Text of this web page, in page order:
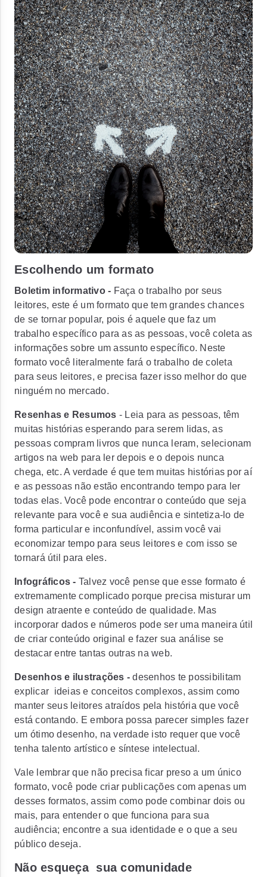
Escolhendo um formato
Boletim informativo - Faça o trabalho por seus
leitores, este é um formato que tem grandes chances
de se tornar popular, pois é aquele que faz um
trabalho específico para as as pessoas, você coleta as
informações sobre um assunto específico. Neste
formato você literalmente fará o trabalho de coleta
para seus leitores, e precisa fazer isso melhor do que
ninguém no mercado.
Resenhas e Resumos - Leia para as pessoas, têm
muitas histórias esperando para serem lidas, as
pessoas compram livros que nunca leram, selecionam
artigos na web para ler depois e o depois nunca
chega, etc. A verdade é que tem muitas histórias por aí
e as pessoas não estão encontrando tempo para ler
todas elas. Você pode encontrar o conteúdo que seja
relevante para você e sua audiência e sintetiza-lo de
forma particular e inconfundível, assim você vai
economizar tempo para seus leitores e com isso se
tornará útil para eles.
Infográficos - Talvez você pense que esse formato é
extremamente complicado porque precisa misturar um
design atraente e conteúdo de qualidade. Mas
incorporar dados e números pode ser uma maneira útil
de criar conteúdo original e fazer sua análise se
destacar entre tantas outras na web.
Desenhos e ilustrações - desenhos te possibilitam
explicar ideias e conceitos complexos, assim como
manter seus leitores atraídos pela história que você
está contando. E embora possa parecer simples fazer
um ótimo desenho, na verdade isto requer que você
tenha talento artístico e síntese intelectual.
Vale lembrar que não precisa ficar preso a um único
formato, você pode criar publicações com apenas um
desses formatos, assim como pode combinar dois ou
mais, para entender o que funciona para sua
audiência; encontre a sua identidade e o que a seu
público deseja.
Não esqueça sua comunidade